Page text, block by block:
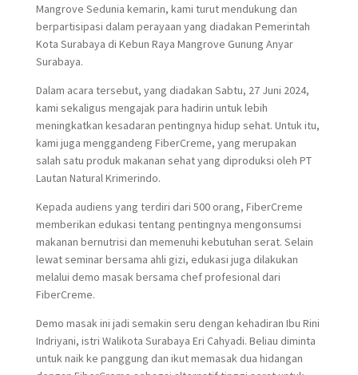
Mangrove Sedunia kemarin, kami turut mendukung dan
berpartisipasi dalam perayaan yang diadakan Pemerintah
Kota Surabaya di Kebun Raya Mangrove Gunung Anyar
Surabaya.
Dalam acara tersebut, yang diadakan Sabtu, 27 Juni 2024,
kami sekaligus mengajak para hadirin untuk lebih
meningkatkan kesadaran pentingnya hidup sehat. Untuk itu,
kami juga menggandeng FiberCreme, yang merupakan
salah satu produk makanan sehat yang diproduksi oleh PT
Lautan Natural Krimerindo.
Kepada audiens yang terdiri dari 500 orang, FiberCreme
memberikan edukasi tentang pentingnya mengonsumsi
makanan bernutrisi dan memenuhi kebutuhan serat. Selain
lewat seminar bersama ahli gizi, edukasi juga dilakukan
melalui demo masak bersama chef profesional dari
FiberCreme.
Demo masak ini jadi semakin seru dengan kehadiran Ibu Rini
Indriyani, istri Walikota Surabaya Eri Cahyadi. Beliau diminta
untuk naik ke panggung dan ikut memasak dua hidangan